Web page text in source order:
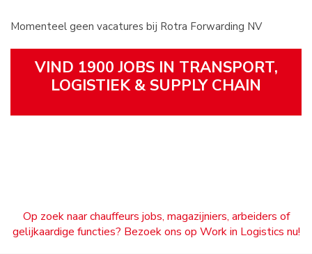
Momenteel geen vacatures bij Rotra Forwarding NV
VIND 1900 JOBS IN TRANSPORT,
LOGISTIEK & SUPPLY CHAIN
Op zoek naar chauffeurs jobs, magazijniers, arbeiders of
gelijkaardige functies? Bezoek ons op Work in Logistics nu!